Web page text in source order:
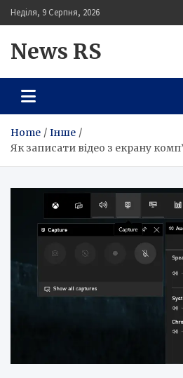
Skip
to
Неділя, 9 Серпня, 2026
News RS
Home
Інше
Як записати відео з екрану